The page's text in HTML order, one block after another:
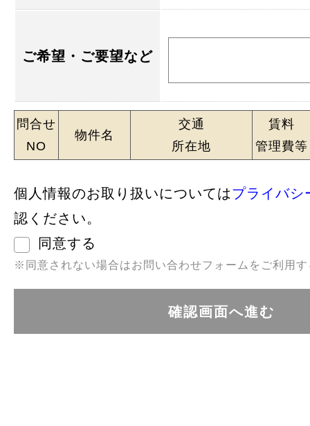
ご希望・ご要望など
問合せ
NO
物件名
交通
所在地
賃料
管理費等
個人情報のお取り扱いについてはプライバシ
認ください。
同意する
※同意されない場合はお問い合わせフォームをご利用